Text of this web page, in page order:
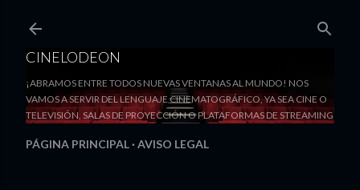
CINELODEON
¡ABRAMOS ENTRE TODOS NUEVAS VENTANAS AL MUNDO! NOS
VAMOS A SERVIR DEL LENGUAJE CINEMATOGRÁFICO, YA SEA CINE O
TELEVISIÓN, SALAS DE PROYECCIÓN O PLATAFORMAS DE STREAMING
PÁGINA PRINCIPAL AVISO LEGAL